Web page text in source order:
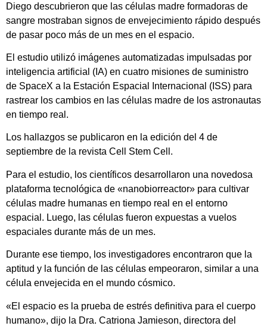
Diego descubrieron que las células madre formadoras de
sangre mostraban signos de envejecimiento rápido después
de pasar poco más de un mes en el espacio.
El estudio utilizó imágenes automatizadas impulsadas por
inteligencia artificial (IA) en cuatro misiones de suministro
de SpaceX a la Estación Espacial Internacional (ISS) para
rastrear los cambios en las células madre de los astronautas
en tiempo real.
Los hallazgos se publicaron en la edición del 4 de
septiembre de la revista Cell Stem Cell.
Para el estudio, los científicos desarrollaron una novedosa
plataforma tecnológica de «nanobiorreactor» para cultivar
células madre humanas en tiempo real en el entorno
espacial. Luego, las células fueron expuestas a vuelos
espaciales durante más de un mes.
Durante ese tiempo, los investigadores encontraron que la
aptitud y la función de las células empeoraron, similar a una
célula envejecida en el mundo cósmico.
«El espacio es la prueba de estrés definitiva para el cuerpo
humano», dijo la Dra. Catriona Jamieson, directora del